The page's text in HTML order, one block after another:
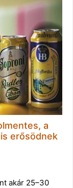
a
erősödnek
akár 25–30